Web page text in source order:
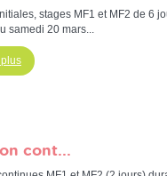
stages MF1 et MF2 de 6
samedi 20 mars...
cont...